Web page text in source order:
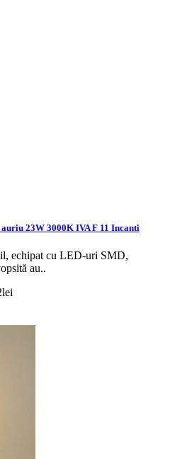
23W 3000K IVA F 11 Incanti
echipat cu LED-uri SMD,
au..